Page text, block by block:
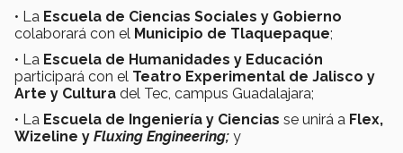
• La Escuela de Ciencias Sociales y Gobierno
colaborará con el Municipio de Tlaquepaque;
• La Escuela de Humanidades y Educación
participará con el Teatro Experimental de Jalisco y
Arte y Cultura del Tec, campus Guadalajara;
• La Escuela de Ingeniería y Ciencias se unirá a Flex,
Wizeline y Fluxing Engineering; y